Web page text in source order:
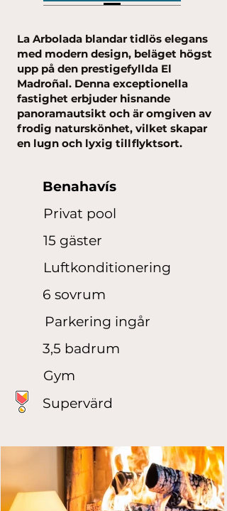
La Arbolada blandar tidlös elegans
med modern design, beläget högst
upp på den prestigefyllda El
Madroñal. Denna exceptionella
fastighet erbjuder hisnande
panoramautsikt och är omgiven av
frodig naturskönhet, vilket skapar
en lugn och lyxig tillflyktsort.
Benahavís
Privat pool
15 gäster
Luftkonditionering
6 sovrum
Parkering ingår
3,5 badrum
Gym
Supervärd